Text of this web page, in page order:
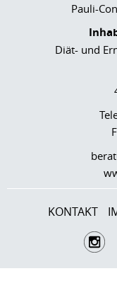
Pauli-
Diät- und
KONTAKT